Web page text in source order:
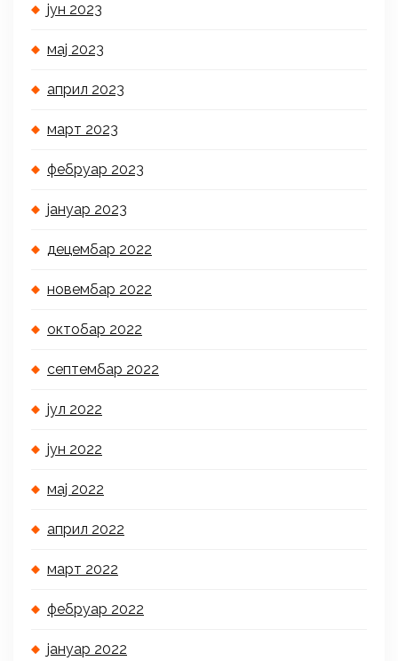
јун 2023
мај 2023
април 2023
март 2023
фебруар 2023
јануар 2023
децембар 2022
новембар 2022
октобар 2022
септембар 2022
јул 2022
јун 2022
мај 2022
април 2022
март 2022
фебруар 2022
јануар 2022